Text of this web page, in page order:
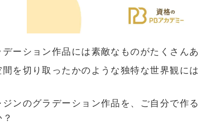
ーション作品には素敵なものがたくさんあ
間を切り取ったかのような独特な世界観に
ジンのグラデーション作品を、ご自分で作